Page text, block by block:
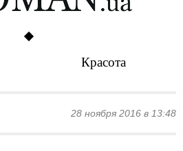
Красота
28 ноября 2016 в 13:48